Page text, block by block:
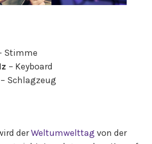
Stimme
– Keyboard
– Schlagzeug
derWeltumwelttag von der